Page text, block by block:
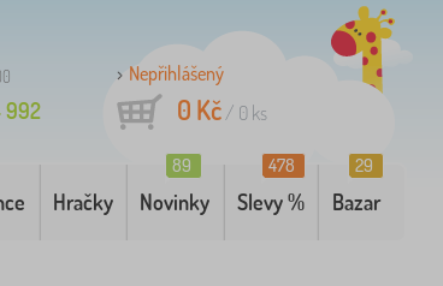
992
Nepřihlášený
0 Kč/ 0 ks
Hračky Novinky
89
Slevy %
478
Bazar
29